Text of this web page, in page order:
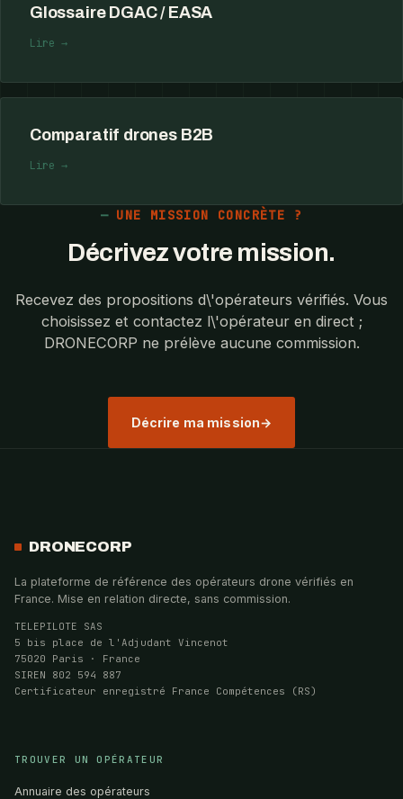
Glossaire DGAC / EASA
Lire →
Comparatif drones B2B
Lire →
UNE MISSION CONCRÈTE ?
Décrivez votre mission.
Recevez des propositions d\'opérateurs vérifiés. Vous
choisissez et contactez l\'opérateur en direct ;
DRONECORP ne prélève aucune commission.
Décrire ma mission
DRONECORP
La plateforme de référence des opérateurs drone vérifiés en
France. Mise en relation directe, sans commission.
TELEPILOTE SAS
5 bis place de l'Adjudant Vincenot
75020 Paris · France
SIREN 802 594 887
Certificateur enregistré France Compétences (RS)
TROUVER UN OPÉRATEUR
Annuaire des opérateurs